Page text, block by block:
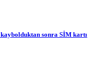
sonra SİM kartı